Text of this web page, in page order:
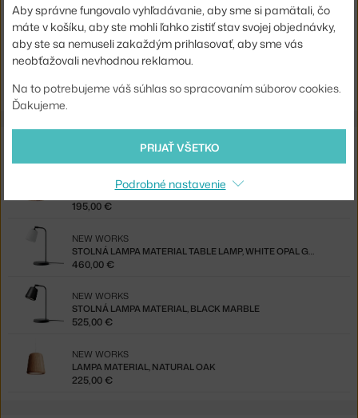
Max Watt (LED):
7 W
Kód produktu
NWK-20140
LAMPA MATERIAL, MIXED CORK
NEW WORKS
195,00 €
STOLNÁ LAMPA MATERIAL TABLE LAMP, WHITE OPAL GLASS
NEW WORKS
460,00 €
STOLNÁ LAMPA MATERIAL, BLACK MARBLE
NEW WORKS
525,00 €
LAMPA MATERIAL, NATURAL OAK
NEW WORKS
225,00 €
Aby správne fungovalo vyhľadávanie, aby sme si pamätali, čo
máte v košíku, aby ste mohli ľahko zistiť stav svojej objednávky,
aby ste sa nemuseli zakaždým prihlasovať, aby sme vás
neobťažovali nevhodnou reklamou.
Na to potrebujeme váš súhlas so spracovaním súborov cookies.
Ďakujeme.
PRIJAŤ VŠETKO
Podrobné nastavenie